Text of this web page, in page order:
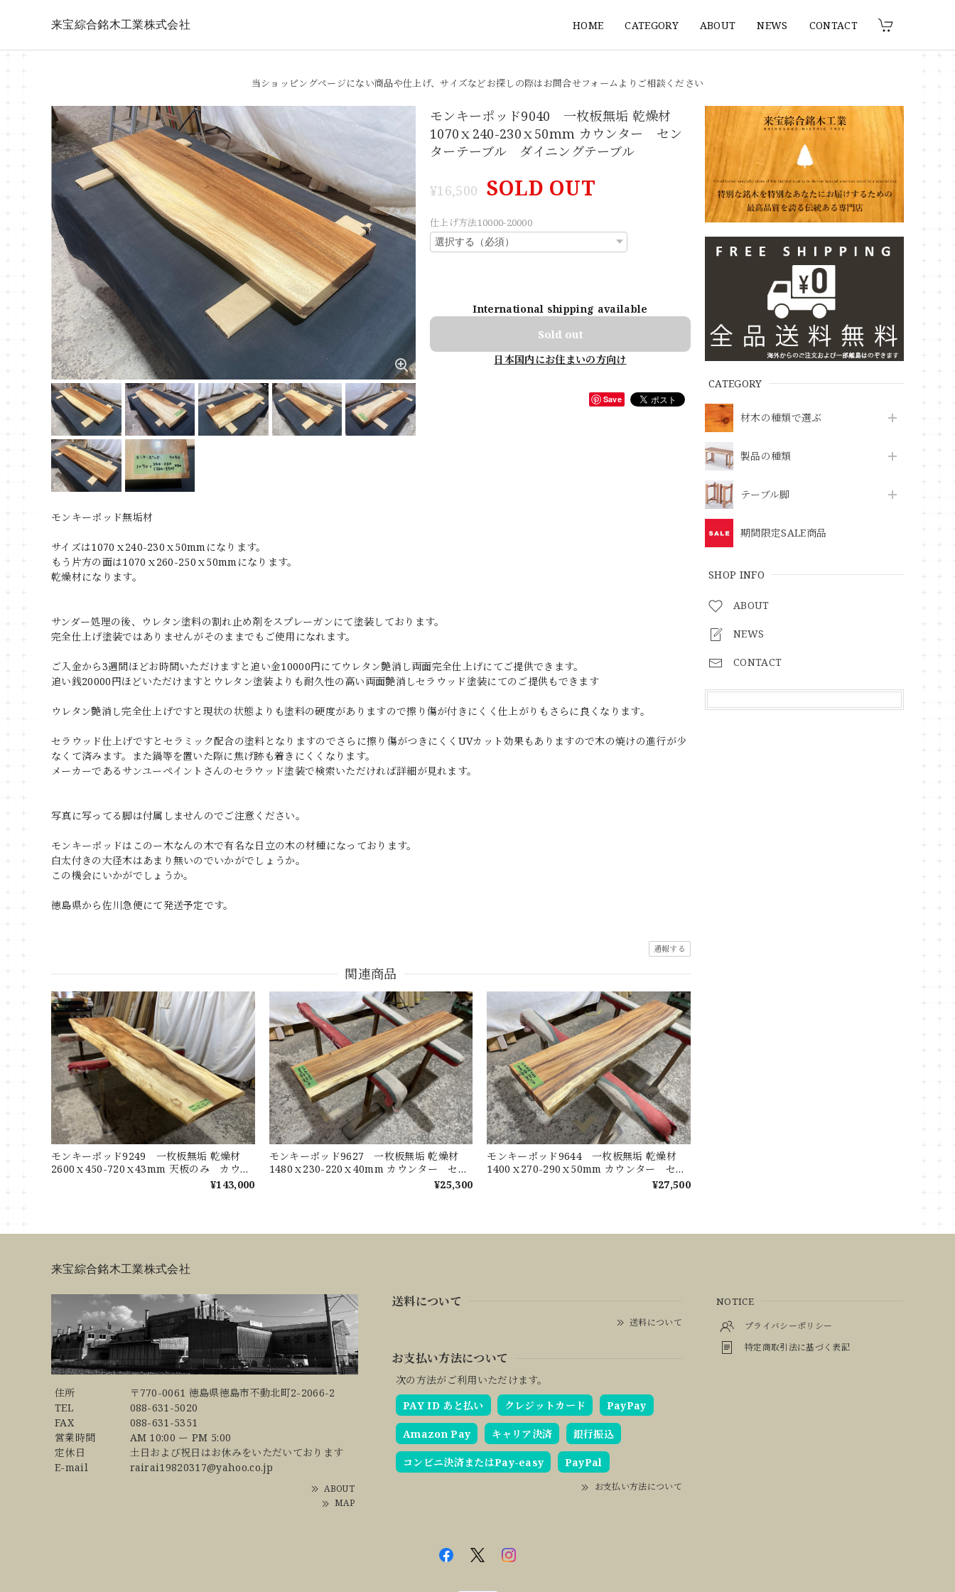
来宝綜合銘木工業株式会社 HOME CATEGORY ABOUT NEWS CONTACT
当ショッピングページにない商品や仕上げ、サイズなどお探しの際はお問合せフォームよりご相談ください
CATEGORY
材木の種類で選ぶ
製品の種類
テーブル脚
期間限定SALE商品
SHOP INFO
ABOUT
NEWS
CONTACT
モンキーポッド9040 一枚板無垢 乾燥材
1070ｘ240-230ｘ50mm カウンター セン
ターテーブル ダイニングテーブル
¥16,500 SOLD OUT
仕上げ方法10000-20000
International shipping available
Sold out
日本国内にお住まいの方向け
Save
モンキーポッド無垢材
サイズは1070ｘ240-230ｘ50mmになります。
もう片方の面は1070ｘ260-250ｘ50mmになります。
乾燥材になります。
サンダー処理の後、ウレタン塗料の割れ止め剤をスプレーガンにて塗装しております。
完全仕上げ塗装ではありませんがそのままでもご使用になれます。
ご入金から3週間ほどお時間いただけますと追い金10000円にてウレタン艶消し両面完全仕上げにてご提供できます。
追い銭20000円ほどいただけますとウレタン塗装よりも耐久性の高い両面艶消しセラウッド塗装にてのご提供もできます
ウレタン艶消し完全仕上げですと現状の状態よりも塗料の硬度がありますので擦り傷が付きにくく仕上がりもさらに良くなります。
セラウッド仕上げですとセラミック配合の塗料となりますのでさらに擦り傷がつきにくくUVカット効果もありますので木の焼けの進行が少
なくて済みます。また鍋等を置いた際に焦げ跡も着きにくくなります。
メーカーであるサンユーペイントさんのセラウッド塗装で検索いただければ詳細が見れます。
写真に写ってる脚は付属しませんのでご注意ください。
モンキーポッドはこのー木なんの木で有名な日立の木の材種になっております。
白太付きの大径木はあまり無いのでいかがでしょうか。
この機会にいかがでしょうか。
徳島県から佐川急便にて発送予定です。
通報する
関連商品
モンキーポッド9249 一枚板無垢 乾燥材
2600ｘ450-720ｘ43mm 天板のみ カウン
ター センターテーブル ダイニングテーブ
¥143,000
モンキーポッド9627 一枚板無垢 乾燥材
1480ｘ230-220ｘ40mm カウンター セン
¥25,300
モンキーポッド9644 一枚板無垢 乾燥材
1400ｘ270-290ｘ50mm カウンター セン
¥27,500
来宝綜合銘木工業株式会社
住所
〒770-0061 徳島県徳島市不動北町2-2066-2
TEL
088-631-5020
FAX
088-631-5351
営業時間
AM 10:00 ー PM 5:00
定休日
土日および祝日はお休みをいただいております
E-mail
rairai19820317@yahoo.co.jp
ABOUT
MAP
送料について
送料について
お支払い方法について
次の方法がご利用いただけます。
PAY ID あと払い
クレジットカード PayPay
Amazon Pay キャリア決済 銀行振込
コンビニ決済またはPay-easy PayPal
お支払い方法について
NOTICE
プライバシーポリシー
特定商取引法に基づく表記